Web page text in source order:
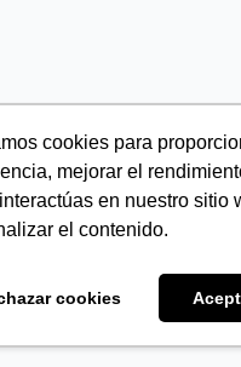
cookies para
mejorar el
en nuestro sitio
el contenido.
cookies